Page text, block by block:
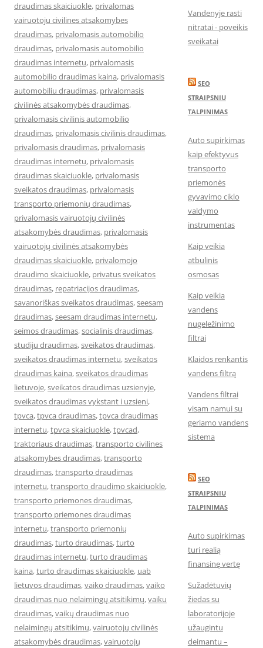
draudimas skaiciuokle, privalomas
vairuotoju civilines atsakomybes
draudimas, privalomasis automobilio
draudimas, privalomasis automobilio
draudimas internetu, privalomasis
automobilio draudimas kaina, privalomasis
automobiliu draudimas, privalomasis
civilinės atsakomybės draudimas,
privalomasis civilinis automobilio
draudimas, privalomasis civilinis draudimas,
privalomasis draudimas, privalomasis
draudimas internetu, privalomasis
draudimas skaiciuokle, privalomasis
sveikatos draudimas, privalomasis
transporto priemonių draudimas,
privalomasis vairuotojų civilinės
atsakomybės draudimas, privalomasis
vairuotojų civilinės atsakomybės
draudimas skaiciuokle, privalomojo
draudimo skaiciuokle, privatus sveikatos
draudimas, repatriacijos draudimas,
savanoriškas sveikatos draudimas,seesam
draudimas,seesam draudimas internetu,
seimos draudimas,socialinis draudimas,
studiju draudimas,sveikatos draudimas,
sveikatos draudimas internetu,sveikatos
draudimas kaina,sveikatos draudimas
lietuvoje,sveikatos draudimas uzsienyje,
sveikatos draudimas vykstant i uzsieni,
tpvca,tpvca draudimas,tpvca draudimas
internetu,tpvca skaiciuokle,tpvcad,
traktoriaus draudimas,transporto civilines
atsakomybes draudimas,transporto
draudimas,transporto draudimas
internetu,transporto draudimo skaiciuokle,
transporto priemones draudimas,
transporto priemones draudimas
internetu,transporto priemonių
draudimas,turto draudimas,turto
draudimas internetu,turto draudimas
kaina,turto draudimas skaiciuokle, uab
lietuvos draudimas,vaiko draudimas,vaiko
draudimas nuo nelaimingų atsitikimų,vaiku
draudimas,vaikų draudimas nuo
nelaimingų atsitikimų,vairuotojų civilinės
atsakomybės draudimas,vairuotojų
Vandenyje rasti
nitratai - poveikis
sveikatai
SEO
STRAIPSNIU
TALPINIMAS
Auto supirkimas
kaip efektyvus
transporto
priemonės
gyvavimo ciklo
valdymo
instrumentas
Kaip veikia
atbulinis
osmosas
Kaip veikia
vandens
nugeležinimo
filtrai
Klaidos renkantis
vandens filtrą
Vandens filtrai
visam namui su
geriamo vandens
sistema
SEO
STRAIPSNIU
TALPINIMAS
Auto supirkimas
turi realią
finansinę vertę
Sužadėtuvių
žiedas su
laboratorijoje
užaugintu
deimantu –